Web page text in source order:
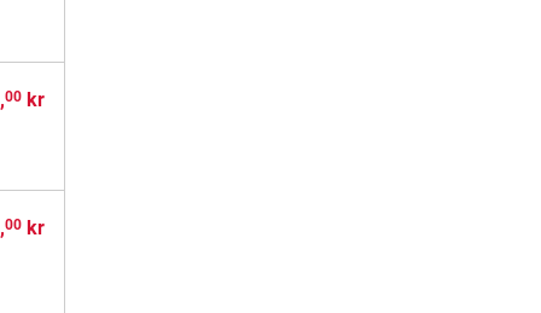
00 kr
00 kr